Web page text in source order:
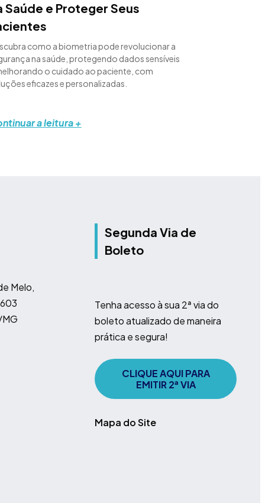
Saúde e Proteger Seus
como a biometria pode revolucionar a
na saúde, protegendo dados sensíveis
o cuidado ao paciente, com
eficazes e personalizadas.
a leitura +
Melo,
Segunda Via de
Boleto
Tenha acesso à sua 2ª via do
boleto atualizado de maneira
prática e segura!
CLIQUE AQUI PARA
EMITIR 2ª VIA
Mapa do Site